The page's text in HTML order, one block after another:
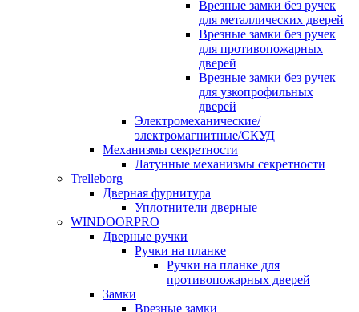
Врезные замки без ручек
для металлических дверей
Врезные замки без ручек
для противопожарных
дверей
Врезные замки без ручек
для узкопрофильных
дверей
Электромеханические/
электромагнитные/СКУД
Механизмы секретности
Латунные механизмы секретности
Trelleborg
Дверная фурнитура
Уплотнители дверные
WINDOORPRO
Дверные ручки
Ручки на планке
Ручки на планке для
противопожарных дверей
Замки
Врезные замки